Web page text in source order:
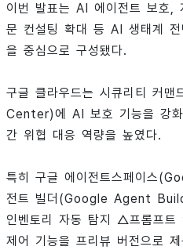
이번 발표는 AI 에이전트 보호,
문 컨설팅 확대 등 AI 생태계
을 중심으로 구성됐다.
구글 클라우드는 시큐리티 커
Center)에 AI 보호 기능을 강
간 위협 대응 역량을 높였다.
특히 구글 에이전트스페이스
전트 빌더(Google Agent
인벤토리 자동 탐지 △프롬프
제어 기능을 프리뷰 버전으로